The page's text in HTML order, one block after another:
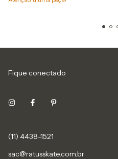
Fique conectado
(11) 4438-1521
sac@ratusskate.com.br